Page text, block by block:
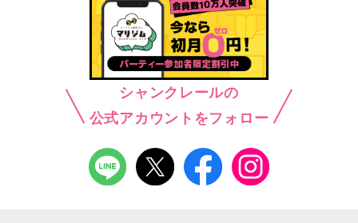
シャンクレールの
公式アカウントをフォロー